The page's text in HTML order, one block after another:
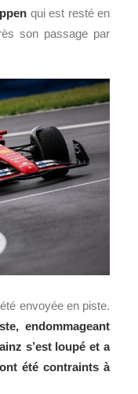
qui est resté en
son passage par
envoyée en piste.
endommageant
s’est loupé et a
été contraints à